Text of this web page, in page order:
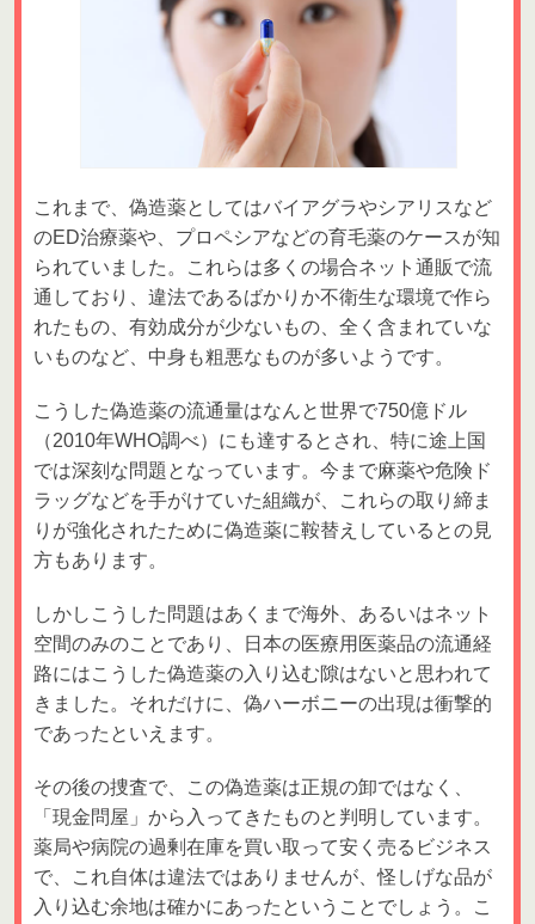
これまで、偽造薬としてはバイアグラやシアリスなど
のED治療薬や、プロペシアなどの育毛薬のケースが知
られていました。これらは多くの場合ネット通販で流
通しており、違法であるばかりか不衛生な環境で作ら
れたもの、有効成分が少ないもの、全く含まれていな
いものなど、中身も粗悪なものが多いようです。
こうした偽造薬の流通量はなんと世界で750億ドル
（2010年WHO調べ）にも達するとされ、特に途上国
では深刻な問題となっています。今まで麻薬や危険ド
ラッグなどを手がけていた組織が、これらの取り締ま
りが強化されたために偽造薬に鞍替えしているとの見
方もあります。
しかしこうした問題はあくまで海外、あるいはネット
空間のみのことであり、日本の医療用医薬品の流通経
路にはこうした偽造薬の入り込む隙はないと思われて
きました。それだけに、偽ハーボニーの出現は衝撃的
であったといえます。
その後の捜査で、この偽造薬は正規の卸ではなく、
「現金問屋」から入ってきたものと判明しています。
薬局や病院の過剰在庫を買い取って安く売るビジネス
で、これ自体は違法ではありませんが、怪しげな品が
入り込む余地は確かにあったということでしょう。こ